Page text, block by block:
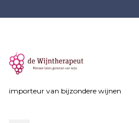
importeur van bijzondere wijnen